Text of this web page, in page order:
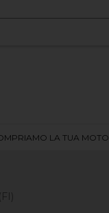
LA TUA MOTO